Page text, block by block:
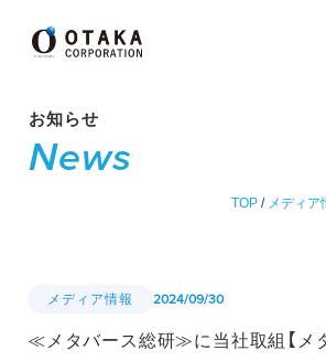
お知らせ
News
TOP / メディア
メディア情報 2024/09/30
≪メタバース総研≫に当社取組【メ